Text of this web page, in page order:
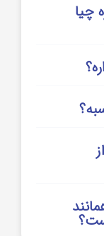
چیا